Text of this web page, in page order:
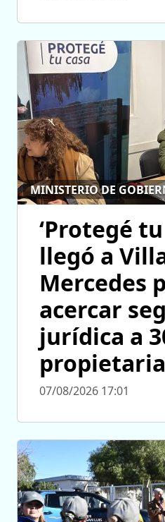
MINISTERIO DE
‘Protegé tu
llegó a
Mercedes
acercar
jurídica a
07/08/2026 17:01